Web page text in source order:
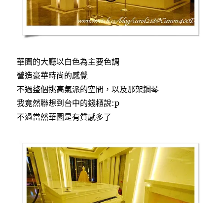
華園的大廳以白色為主要色調
營造豪華時尚的感覺
不過整個挑高氣派的空間，以及那架鋼琴
我竟然聯想到台中的錢櫃說:p
不過當然華園是有質感多了